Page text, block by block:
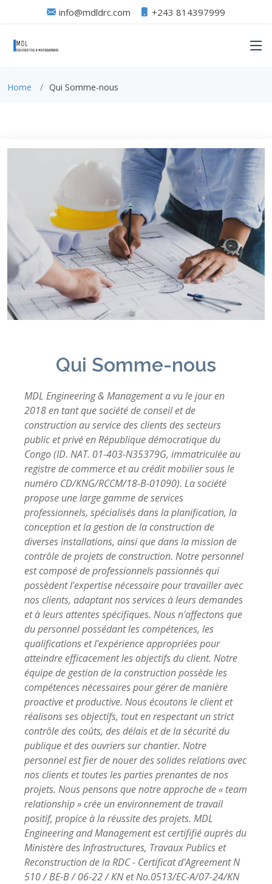
info@mdldrc.com +243 814397999
Home Qui Somme-nous
Qui Somme-nous
MDL Engineering & Management a vu le jour en
2018 en tant que société de conseil et de
construction au service des clients des secteurs
public et privé en République démocratique du
Congo (ID. NAT. 01-403-N35379G, immatriculée au
registre de commerce et au crédit mobilier sous le
numéro CD/KNG/RCCM/18-B-01090). La société
propose une large gamme de services
professionnels, spécialisés dans la planification, la
conception et la gestion de la construction de
diverses installations, ainsi que dans la mission de
contrôle de projets de construction. Notre personnel
est composé de professionnels passionnés qui
possèdent l'expertise nécessaire pour travailler avec
nos clients, adaptant nos services à leurs demandes
et à leurs attentes spécifiques. Nous n'affectons que
du personnel possédant les compétences, les
qualifications et l'expérience appropriées pour
atteindre efficacement les objectifs du client. Notre
équipe de gestion de la construction possède les
compétences nécessaires pour gérer de manière
proactive et productive. Nous écoutons le client et
réalisons ses objectifs, tout en respectant un strict
contrôle des coûts, des délais et de la sécurité du
publique et des ouvriers sur chantier. Notre
personnel est fier de nouer des solides relations avec
nos clients et toutes les parties prenantes de nos
projets. Nous pensons que notre approche de « team
relationship » crée un environnement de travail
positif, propice à la réussite des projets. MDL
Engineering and Management est certififié auprès du
Ministère des Infrastructures, Travaux Publics et
Reconstruction de la RDC - Certificat d'Agreement N
510 / BE-B / 06-22 / KN et No.0513/EC-A/07-24/KN